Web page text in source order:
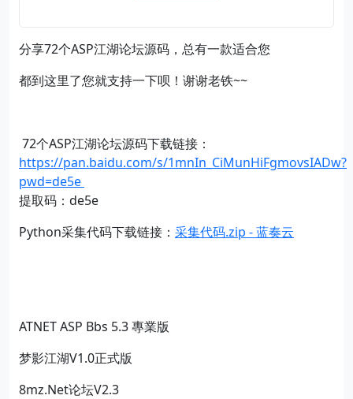
分享72个ASP江湖论坛源码，总有一款适合您
都到这里了您就支持一下呗！谢谢老铁~~
72个ASP江湖论坛源码下载链接：
https://pan.baidu.com/s/1mnIn_CiMunHiFgmovsIADw?
pwd=de5e
提取码：de5e
Python采集代码下载链接： 采集代码.zip - 蓝奏云
ATNET ASP Bbs 5.3 專業版
梦影江湖V1.0正式版
8mz.Net论坛V2.3